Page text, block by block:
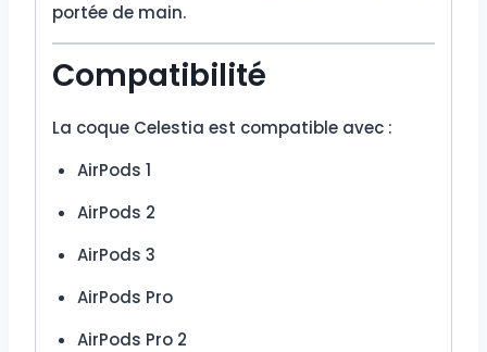
portée de main.
Compatibilité
La coque Celestia est compatible avec :
AirPods 1
AirPods 2
AirPods 3
AirPods Pro
AirPods Pro 2